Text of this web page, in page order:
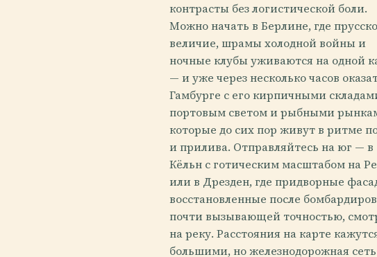
контрасты без логистической боли.
Можно начать в Берлине, где
величие, шрамы холодной войны и
ночные клубы уживаются на одной
— и уже через несколько часов
Гамбурге с его кирпичными
портовым светом и рыбными
которые до сих пор живут в ритме
и прилива. Отправляйтесь на юг — в
Кёльн с готическим масштабом на
или в Дрезден, где придворные
восстановленные после
почти вызывающей точностью,
на реку. Расстояния на карте
большими, но железнодорожная сеть